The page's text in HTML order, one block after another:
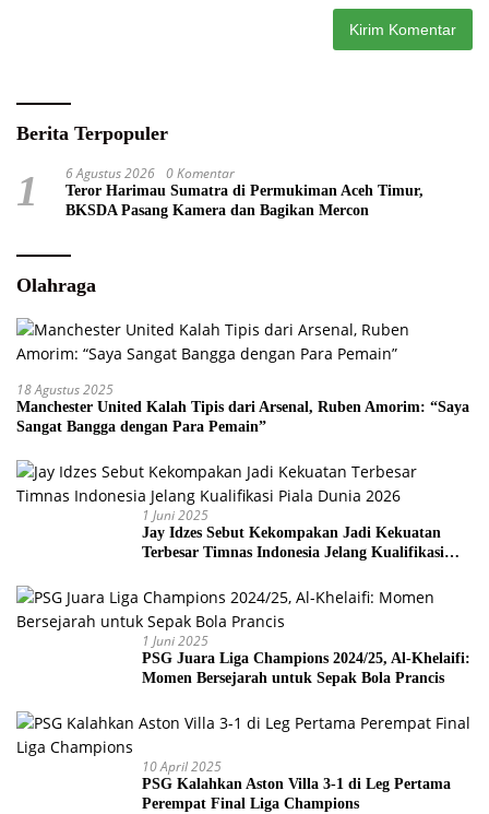
Berita Terpopuler
1 6 Agustus 2026 0 Komentar
Teror Harimau Sumatra di Permukiman Aceh Timur,
BKSDA Pasang Kamera dan Bagikan Mercon
Olahraga
18 Agustus 2025
Manchester United Kalah Tipis dari Arsenal, Ruben Amorim: “Saya
Sangat Bangga dengan Para Pemain”
1 Juni 2025
Jay Idzes Sebut Kekompakan Jadi Kekuatan
Terbesar Timnas Indonesia Jelang Kualifikasi
1 Juni 2025
PSG Juara Liga Champions 2024/25, Al-Khelaifi:
Momen Bersejarah untuk Sepak Bola Prancis
10 April 2025
PSG Kalahkan Aston Villa 3-1 di Leg Pertama
Perempat Final Liga Champions